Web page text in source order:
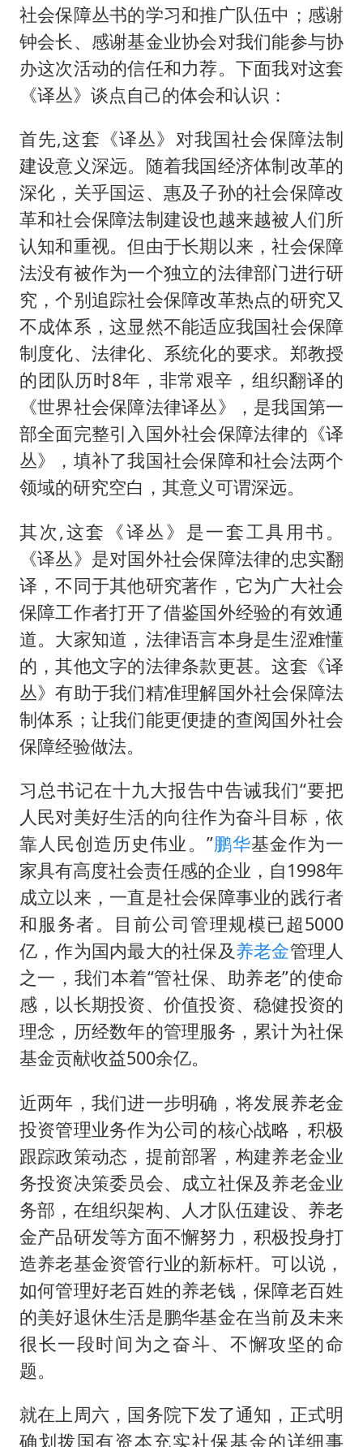
社会保障丛书的学习和推广队伍中；感谢
钟会长、感谢基金业协会对我们能参与协
办这次活动的信任和力荐。下面我对这套
《译丛》谈点自己的体会和认识：
首先,这套《译丛》对我国社会保障法制
建设意义深远。随着我国经济体制改革的
深化，关乎国运、惠及子孙的社会保障改
革和社会保障法制建设也越来越被人们所
认知和重视。但由于长期以来，社会保障
法没有被作为一个独立的法律部门进行研
究，个别追踪社会保障改革热点的研究又
不成体系，这显然不能适应我国社会保障
制度化、法律化、系统化的要求。郑教授
的团队历时8年，非常艰辛，组织翻译的
《世界社会保障法律译丛》，是我国第一
部全面完整引入国外社会保障法律的《译
丛》，填补了我国社会保障和社会法两个
领域的研究空白，其意义可谓深远。
其次,这套《译丛》是一套工具用书。
《译丛》是对国外社会保障法律的忠实翻
译，不同于其他研究著作，它为广大社会
保障工作者打开了借鉴国外经验的有效通
道。大家知道，法律语言本身是生涩难懂
的，其他文字的法律条款更甚。这套《译
丛》有助于我们精准理解国外社会保障法
制体系；让我们能更便捷的查阅国外社会
保障经验做法。
习总书记在十九大报告中告诫我们“要把
人民对美好生活的向往作为奋斗目标，依
靠人民创造历史伟业。”鹏华基金作为一
家具有高度社会责任感的企业，自1998年
成立以来，一直是社会保障事业的践行者
和服务者。目前公司管理规模已超5000
亿，作为国内最大的社保及养老金管理人
之一，我们本着“管社保、助养老”的使命
感，以长期投资、价值投资、稳健投资的
理念，历经数年的管理服务，累计为社保
基金贡献收益500余亿。
近两年，我们进一步明确，将发展养老金
投资管理业务作为公司的核心战略，积极
跟踪政策动态，提前部署，构建养老金业
务投资决策委员会、成立社保及养老金业
务部，在组织架构、人才队伍建设、养老
金产品研发等方面不懈努力，积极投身打
造养老基金资管行业的新标杆。可以说，
如何管理好老百姓的养老钱，保障老百姓
的美好退休生活是鹏华基金在当前及未来
很长一段时间为之奋斗、不懈攻坚的命
题。
就在上周六，国务院下发了通知，正式明
确划拨国有资本充实社保基金的详细事